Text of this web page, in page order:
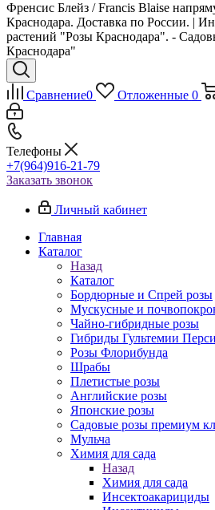
Френсис Блейз / Francis Blaise
Краснодара. Доставка по России. |
растений "Розы Краснодара". -
Краснодара"
Сравнение0 Отложенные 0
Телефоны
+7(964)916-21-79
Заказать звонок
Личный кабинет
Главная
Каталог
Назад
Каталог
Бордюрные и Спрей розы
Мускусные и
Чайно-гибридные розы
Гибриды Гультемии
Розы Флорибунда
Шрабы
Плетистые розы
Английские розы
Японские розы
Садовые розы премиум
Мульча
Химия для сада
Назад
Химия для сада
Инсектоакарициды